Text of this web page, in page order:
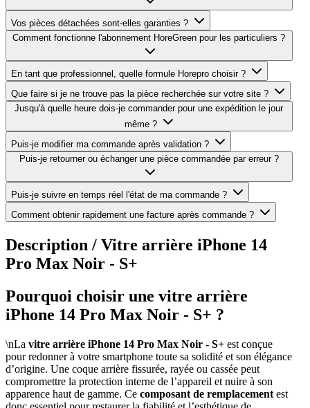
Vos pièces détachées sont-elles garanties ?
Comment fonctionne l'abonnement HoreGreen pour les particuliers ?
En tant que professionnel, quelle formule Horepro choisir ?
Que faire si je ne trouve pas la pièce recherchée sur votre site ?
Jusqu'à quelle heure dois-je commander pour une expédition le jour
même ?
Puis-je modifier ma commande après validation ?
Puis-je retourner ou échanger une pièce commandée par erreur ?
Puis-je suivre en temps réel l'état de ma commande ?
Comment obtenir rapidement une facture après commande ?
Description / Vitre arrière iPhone 14
Pro Max Noir - S+
Pourquoi choisir une vitre arrière
iPhone 14 Pro Max Noir - S+ ?
\nLa vitre arrière iPhone 14 Pro Max Noir - S+ est conçue
pour redonner à votre smartphone toute sa solidité et son élégance
d’origine. Une coque arrière fissurée, rayée ou cassée peut
compromettre la protection interne de l’appareil et nuire à son
apparence haut de gamme. Ce composant de remplacement est